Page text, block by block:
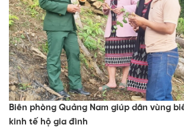
Biên phòng Quảng Nam giúp dân vùng
kinh tế hộ gia đình